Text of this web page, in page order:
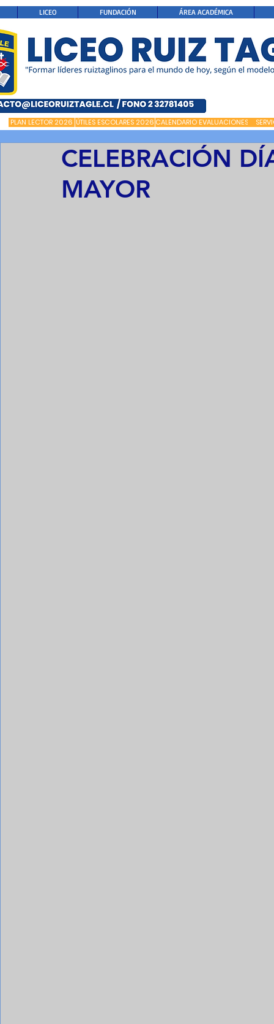
LICEO FUNDACIÓN ÁREA ACADÉMICA
PLAN LECTOR 2026 ÚTILES ESCOLARES 2026 CALENDARIO EVALUACIONES
CELEBRACIÓN
MAYOR